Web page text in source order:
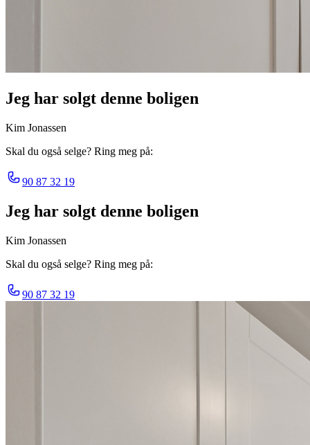
Jeg har solgt denne boligen
Kim Jonassen
Skal du også selge? Ring meg på:
90 87 32 19
Jeg har solgt denne boligen
Kim Jonassen
Skal du også selge? Ring meg på:
90 87 32 19